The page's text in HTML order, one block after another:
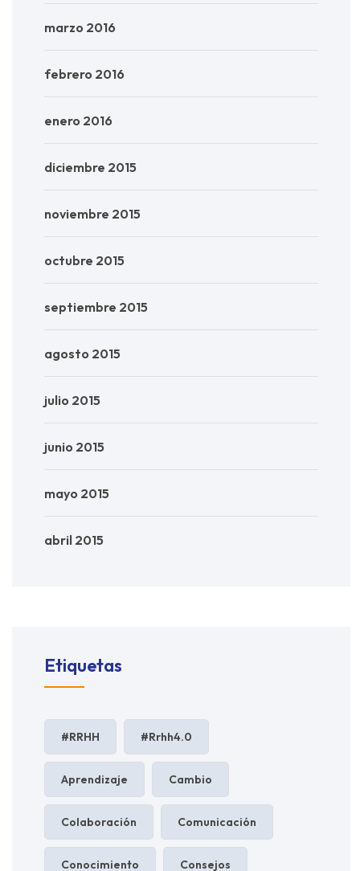
marzo 2016
febrero 2016
enero 2016
diciembre 2015
noviembre 2015
octubre 2015
septiembre 2015
agosto 2015
julio 2015
junio 2015
mayo 2015
abril 2015
Etiquetas
#RRHH #rrhh4.0
Aprendizaje Cambio
Colaboración Comunicación
Conocimiento Consejos